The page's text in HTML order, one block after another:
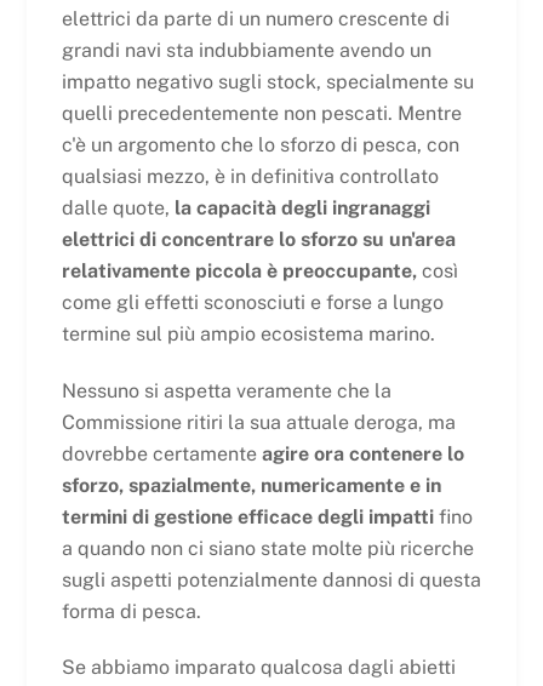
elettrici da parte di un numero crescente di
grandi navi sta indubbiamente avendo un
impatto negativo sugli stock, specialmente su
quelli precedentemente non pescati. Mentre
c'è un argomento che lo sforzo di pesca, con
qualsiasi mezzo, è in definitiva controllato
dalle quote, la capacità degli ingranaggi
elettrici di concentrare lo sforzo su un'area
relativamente piccola è preoccupante,così
come gli effetti sconosciuti e forse a lungo
termine sul più ampio ecosistema marino.
Nessuno si aspetta veramente che la
Commissione ritiri la sua attuale deroga, ma
dovrebbe certamente agire ora contenere lo
sforzo, spazialmente, numericamente e in
termini di gestione efficace degli impattifino
a quando non ci siano state molte più ricerche
sugli aspetti potenzialmente dannosi di questa
forma di pesca.
Se abbiamo imparato qualcosa dagli abietti